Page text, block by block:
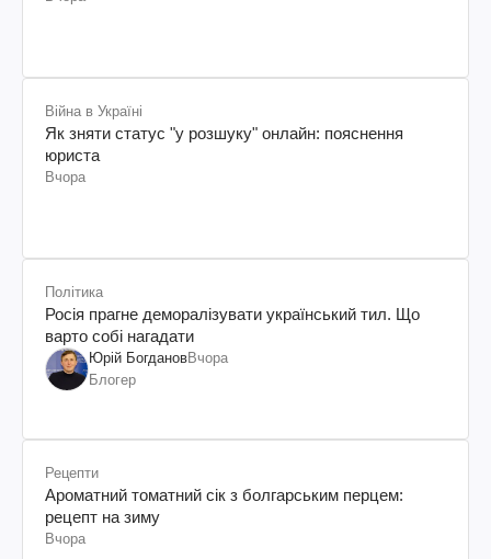
Війна в Україні
Як зняти статус "у розшуку" онлайн: пояснення
юриста
Вчора
Політика
Росія прагне деморалізувати український тил. Що
варто собі нагадати
Юрій БогдановВчора
Блогер
Рецепти
Ароматний томатний сік з болгарським перцем:
рецепт на зиму
Вчора